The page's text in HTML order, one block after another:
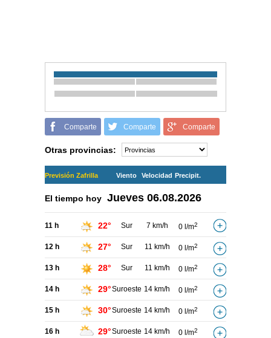
Comparte Comparte Comparte
Otras provincias:
Previsión Zafrilla Viento Velocidad Precipit.
El tiempo hoy Jueves 06.08.2026
11 h 22° Sur 7 km/h 0 l/m2
12 h 27° Sur 11 km/h 0 l/m2
13 h 28° Sur 11 km/h 0 l/m2
14 h 29°Suroeste 14 km/h 0 l/m2
15 h 30°Suroeste 14 km/h 0 l/m2
16 h 29°Suroeste 14 km/h 0 l/m2